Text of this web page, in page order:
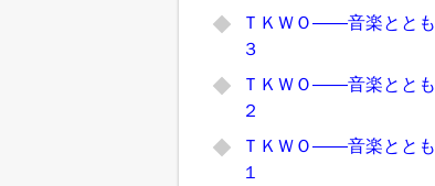
ＴＫＷＯ――音楽とと
３
ＴＫＷＯ――音楽とと
２
ＴＫＷＯ――音楽とと
１